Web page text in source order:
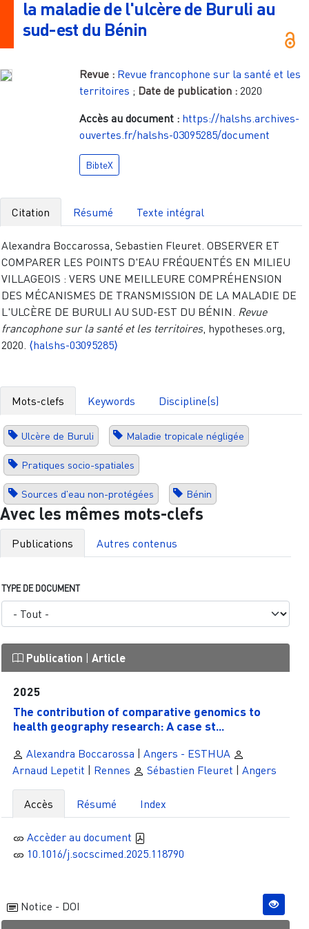
la maladie de l'ulcère de Buruli au
sud-est du Bénin
Revue : Revue francophone sur la santé et les
territoires ; Date de publication : 2020
Accès au document : https://halshs.archives-
ouvertes.fr/halshs-03095285/document
BibteX
Citation Résumé Texte intégral
Alexandra Boccarossa, Sebastien Fleuret. OBSERVER ET
COMPARER LES POINTS D'EAU FRÉQUENTÉS EN MILIEU
VILLAGEOIS : VERS UNE MEILLEURE COMPRÉHENSION
DES MÉCANISMES DE TRANSMISSION DE LA MALADIE DE
L'ULCÈRE DE BURULI AU SUD-EST DU BÉNIN. Revue
francophone sur la santé et les territoires, hypotheses.org,
2020. ⟨halshs-03095285⟩
Mots-clefs Keywords Discipline(s)
Ulcère de Buruli Maladie tropicale négligée
Pratiques socio-spatiales
Sources d'eau non-protégées Bénin
Avec les mêmes mots-clefs
Publications Autres contenus
TYPE DE DOCUMENT
Publication | Article
2025
The contribution of comparative genomics to
health geography research: A case st...
Alexandra Boccarossa
Angers - ESTHUA
Arnaud Lepetit
Rennes Sébastien Fleuret Angers
Accès Résumé Index
Accèder au document
10.1016/j.socscimed.2025.118790
Notice - DOI